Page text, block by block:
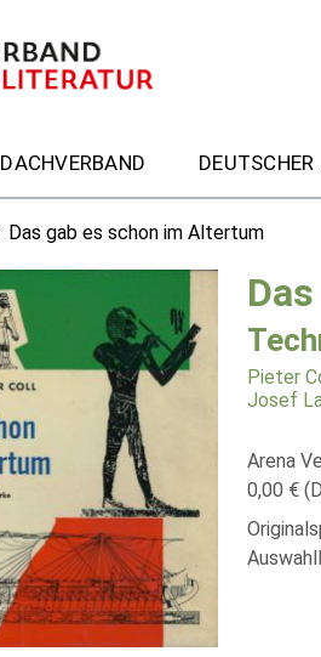
DACHVERBAND
Das gab es schon im Altertum
Pieter
Josef
Arena
0,00 €